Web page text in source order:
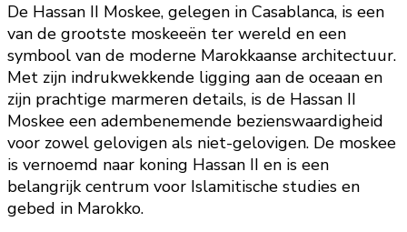
De Hassan II Moskee, gelegen in Casablanca, is een
van de grootste moskeeën ter wereld en een
symbool van de moderne Marokkaanse architectuur.
Met zijn indrukwekkende ligging aan de oceaan en
zijn prachtige marmeren details, is de Hassan II
Moskee een adembenemende bezienswaardigheid
voor zowel gelovigen als niet-gelovigen. De moskee
is vernoemd naar koning Hassan II en is een
belangrijk centrum voor Islamitische studies en
gebed in Marokko.